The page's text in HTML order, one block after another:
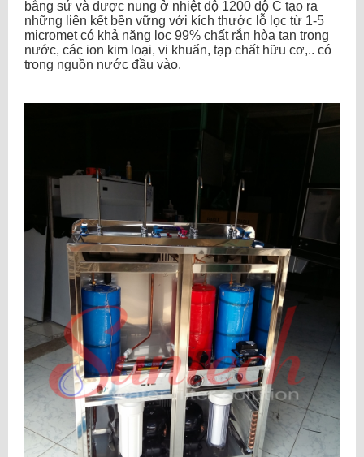
bằng sứ và được nung ở nhiệt độ 1200 độ C tạo ra
những liên kết bền vững với kích thước lỗ lọc từ 1-5
micromet có khả năng lọc 99% chất rắn hòa tan trong
nước, các ion kim loại, vi khuẩn, tạp chất hữu cơ,.. có
trong nguồn nước đầu vào.